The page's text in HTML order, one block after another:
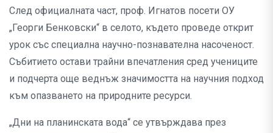
След официалната част, проф. Игнатов посети ОУ
„Георги Бенковски“ в селото, където проведе открит
урок със специална научно-познавателна насоченост.
Събитието остави трайни впечатления сред учениците
и подчерта още веднъж значимостта на научния подход
към опазването на природните ресурси.
„Дни на планинската вода“ се утвърждава през